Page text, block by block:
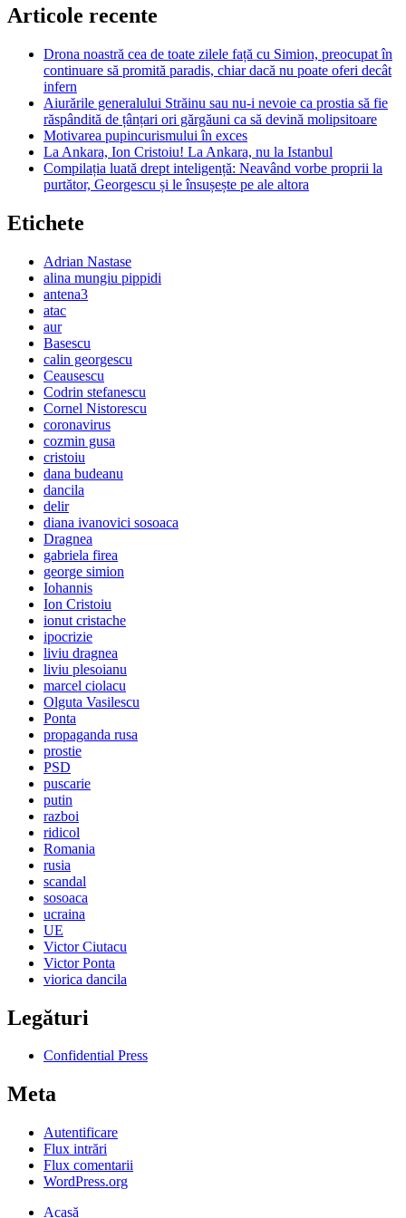
Articole recente
Drona noastră cea de toate zilele față cu Simion, preocupat în
continuare să promită paradis, chiar dacă nu poate oferi decât
infern
Aiurările generalului Străinu sau nu-i nevoie ca prostia să fie
răspândită de țânțari ori gărgăuni ca să devină molipsitoare
Motivarea pupincurismului în exces
La Ankara, Ion Cristoiu! La Ankara, nu la Istanbul
Compilația luată drept inteligență: Neavând vorbe proprii la
purtător, Georgescu și le însușește pe ale altora
Etichete
Adrian Nastase
alina mungiu pippidi
antena3
atac
aur
Basescu
calin georgescu
Ceausescu
Codrin stefanescu
Cornel Nistorescu
coronavirus
cozmin gusa
cristoiu
dana budeanu
dancila
delir
diana ivanovici sosoaca
Dragnea
gabriela firea
george simion
Iohannis
Ion Cristoiu
ionut cristache
ipocrizie
liviu dragnea
liviu plesoianu
marcel ciolacu
Olguta Vasilescu
Ponta
propaganda rusa
prostie
PSD
puscarie
putin
razboi
ridicol
Romania
rusia
scandal
sosoaca
ucraina
UE
Victor Ciutacu
Victor Ponta
viorica dancila
Legături
Confidential Press
Meta
Autentificare
Flux intrări
Flux comentarii
WordPress.org
Acasă